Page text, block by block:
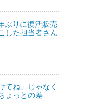
ぶりに復活販売
した担当者さん
てね」じゃなく
ょっとの差